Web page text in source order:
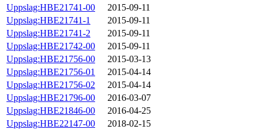
Uppslag:HBE21741-00
2015-09-11
Uppslag:HBE21741-1
2015-09-11
Uppslag:HBE21741-2
2015-09-11
Uppslag:HBE21742-00
2015-09-11
Uppslag:HBE21756-00
2015-03-13
Uppslag:HBE21756-01
2015-04-14
Uppslag:HBE21756-02
2015-04-14
Uppslag:HBE21796-00
2016-03-07
Uppslag:HBE21846-00
2016-04-25
Uppslag:HBE22147-00
2018-02-15